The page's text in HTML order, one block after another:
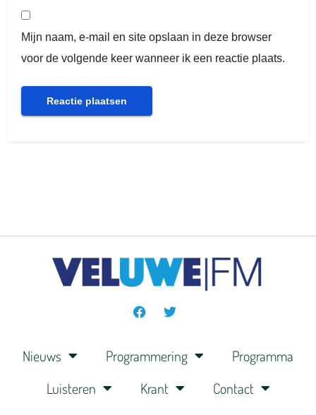
Mijn naam, e-mail en site opslaan in deze browser
voor de volgende keer wanneer ik een reactie plaats.
Nieuws Programmering
Programma
Luisteren
Krant Contact